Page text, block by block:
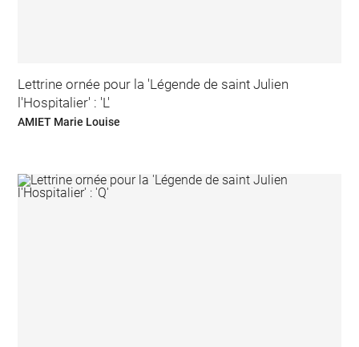
Lettrine ornée pour la 'Légende de saint Julien
l'Hospitalier' : 'L'
AMIET Marie Louise